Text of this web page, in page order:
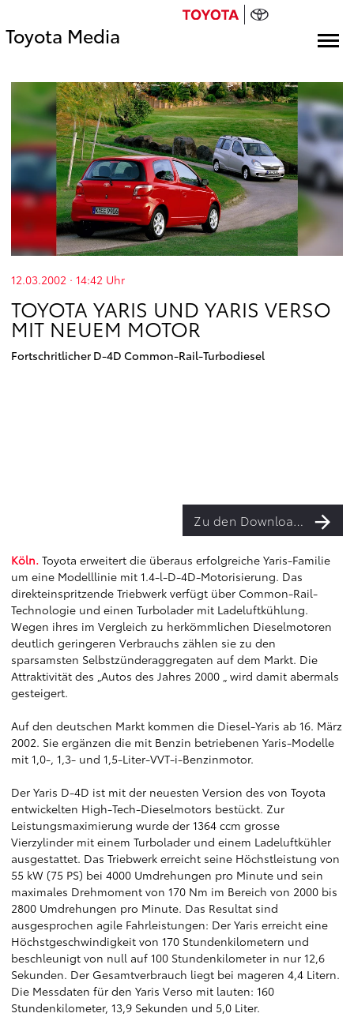
Toyota Media
12.03.2002 · 14:42 Uhr
TOYOTA YARIS UND YARIS VERSO
MIT NEUEM MOTOR
Fortschritlicher D-4D Common-Rail-Turbodiesel
Zu den Downloads
Köln. Toyota erweitert die überaus erfolgreiche Yaris-Familie
um eine Modelllinie mit 1.4-l-D-4D-Motorisierung. Das
direkteinspritzende Triebwerk verfügt über Common-Rail-
Technologie und einen Turbolader mit Ladeluftkühlung.
Wegen ihres im Vergleich zu herkömmlichen Dieselmotoren
deutlich geringeren Verbrauchs zählen sie zu den
sparsamsten Selbstzünderaggregaten auf dem Markt. Die
Attraktivität des „Autos des Jahres 2000 „ wird damit abermals
gesteigert.
Auf den deutschen Markt kommen die Diesel-Yaris ab 16. März
2002. Sie ergänzen die mit Benzin betriebenen Yaris-Modelle
mit 1,0-, 1,3- und 1,5-Liter-VVT-i-Benzinmotor.
Der Yaris D-4D ist mit der neuesten Version des von Toyota
entwickelten High-Tech-Dieselmotors bestückt. Zur
Leistungsmaximierung wurde der 1364 ccm grosse
Vierzylinder mit einem Turbolader und einem Ladeluftkühler
ausgestattet. Das Triebwerk erreicht seine Höchstleistung von
55 kW (75 PS) bei 4000 Umdrehungen pro Minute und sein
maximales Drehmoment von 170 Nm im Bereich von 2000 bis
2800 Umdrehungen pro Minute. Das Resultat sind
ausgesprochen agile Fahrleistungen: Der Yaris erreicht eine
Höchstgeschwindigkeit von 170 Stundenkilometern und
beschleunigt von null auf 100 Stundenkilometer in nur 12,6
Sekunden. Der Gesamtverbrauch liegt bei mageren 4,4 Litern.
Die Messdaten für den Yaris Verso mit lauten: 160
Stundenkilometer, 13,9 Sekunden und 5,0 Liter.